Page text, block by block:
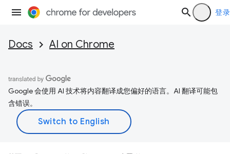
登录
Docs AI on Chrome
Google 会使用 AI 技术将内容翻译成您偏好的语言。AI 翻译可能包
含错误。